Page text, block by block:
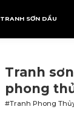
TRANH SƠN DẦU
Tranh
phong
#Tranh Phong